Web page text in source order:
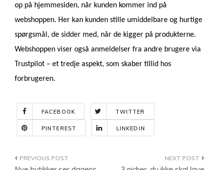
op på hjemmesiden, når kunden kommer ind på
webshoppen. Her kan kunden stille umiddelbare og hurtige
spørgsmål, de sidder med, når de kigger på produkterne.
Webshoppen viser også anmeldelser fra andre brugere via
Trustpilot – et tredje aspekt, som skaber tillid hos
forbrugeren.
FACEBOOK TWITTER
PINTEREST LINKEDIN
Indlægsnavigation